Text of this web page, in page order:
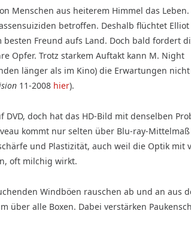
Menschen aus heiterem Himmel das
betroffen. Deshalb flüchtet
Freund aufs Land. Doch bald fordert
Opfer. Trotz starkem Auftakt kann M. Night
länger als im Kino) die Erwartungen
11-2008 hier).
doch hat das HD-Bild mit denselben
kommt nur selten über Blu-ray-
und Plastizität, auch weil die Optik mit
oft milchig wirkt.
Wind­böen rauschen ab und an aus
über alle Boxen. Dabei verstärken